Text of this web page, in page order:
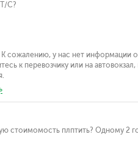
С?
К сожалению, у нас нет информации
к перевозчику или на
стоимомость плптить? Одному 2